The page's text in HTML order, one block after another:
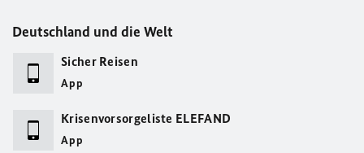
Deutschland und die Welt
Sicher Reisen
App
Krisenvorsorgeliste ELEFAND
App